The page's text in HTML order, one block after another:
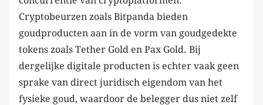
Cryptobeurzen zoals Bitpanda bieden
goudproducten aan in de vorm van goudgedekte
tokens zoals Tether Gold en Pax Gold. Bij
dergelijke digitale producten is echter vaak geen
sprake van direct juridisch eigendom van het
fysieke goud, waardoor de belegger dus niet zelf